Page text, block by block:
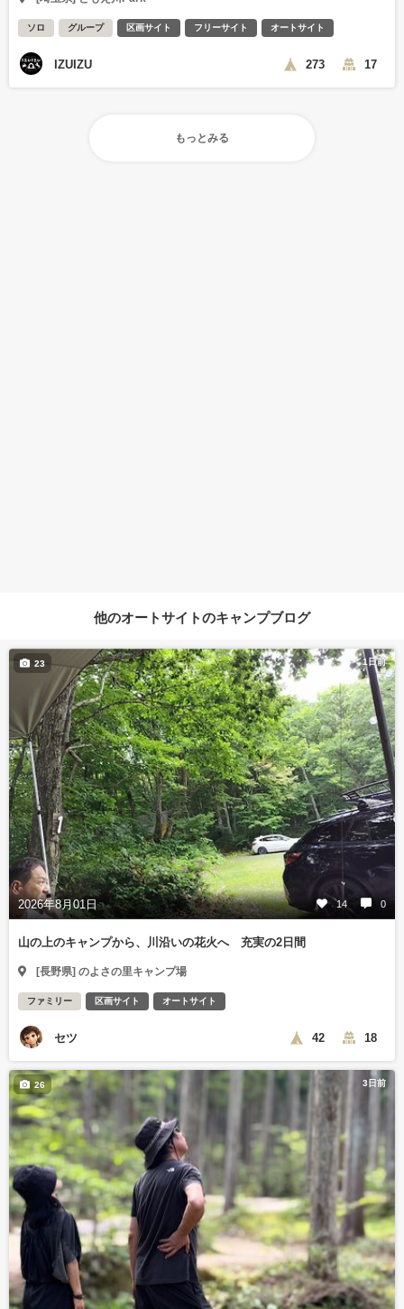
ソロ グループ 区画サイト フリーサイト オートサイト
IZUIZU 273 17
もっとみる
他のオートサイトのキャンプブログ
1日前
2026年8月01日 14 0
23
山の上のキャンプから、川沿いの花火へ 充実の2日間
[長野県] のよさの里キャンプ場
ファミリー 区画サイト オートサイト
セツ 42 18
3日前
26